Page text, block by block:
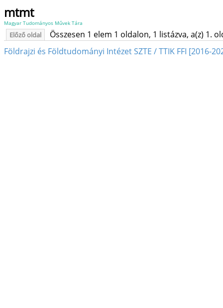
mtmt
Magyar Tudományos Művek Tára
Előző oldal
Összesen 1 elem 1 oldalon, 1 listázva, a(z) 1.
Földrajzi és Földtudományi Intézet SZTE / TTIK FFI [2016-